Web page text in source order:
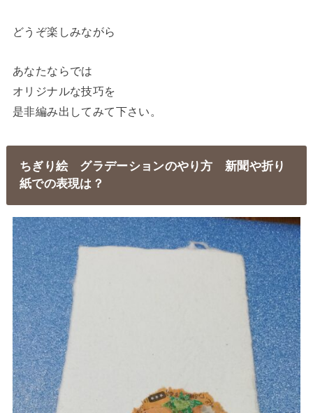
どうぞ楽しみながら
あなたならでは
オリジナルな技巧を
是非編み出してみて下さい。
ちぎり絵 グラデーションのやり方 新聞や折り
紙での表現は？